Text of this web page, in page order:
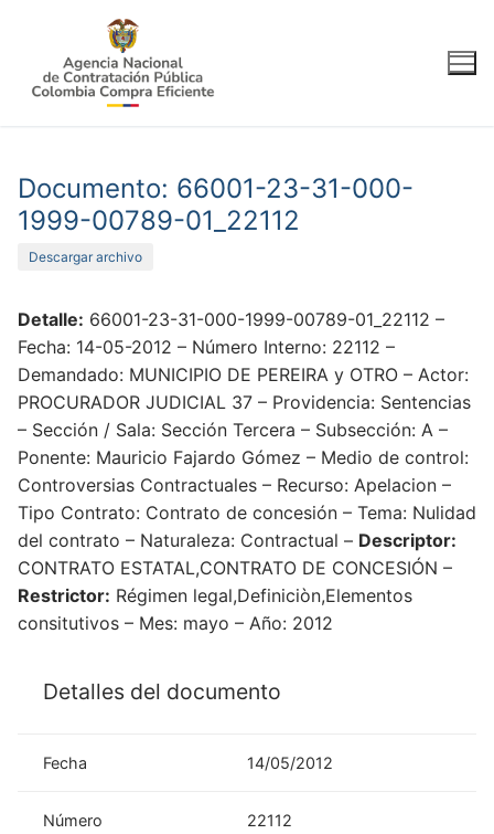
contenido
Documento: 66001-23-31-000-
1999-00789-01_22112
Descargar archivo
Detalle: 66001-23-31-000-1999-00789-01_22112 –
Fecha: 14-05-2012 – Número Interno: 22112 –
Demandado: MUNICIPIO DE PEREIRA y OTRO – Actor:
PROCURADOR JUDICIAL 37 – Providencia: Sentencias
– Sección / Sala: Sección Tercera – Subsección: A –
Ponente: Mauricio Fajardo Gómez – Medio de control:
Controversias Contractuales – Recurso: Apelacion –
Tipo Contrato: Contrato de concesión – Tema: Nulidad
del contrato – Naturaleza: Contractual – Descriptor:
CONTRATO ESTATAL,CONTRATO DE CONCESIÓN –
Restrictor: Régimen legal,Definiciòn,Elementos
consitutivos – Mes: mayo – Año: 2012
Detalles del documento
Fecha 14/05/2012
Número
22112